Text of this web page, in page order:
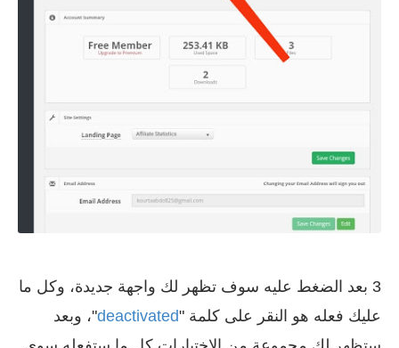
3 بعد الضغط عليه سوف تظهر لك واجهة جديدة، وكل ما
عليك فعله هو النقر على كلمة "deactivated"، وبعد